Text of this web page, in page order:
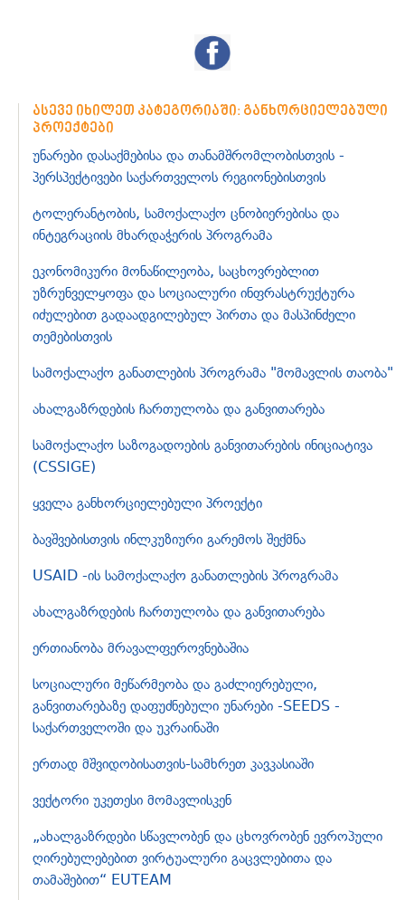
ასევე იხილეთ კატეგორიაში: განხორციელებული
პროექტები
უნარები დასაქმებისა და თანამშრომლობისთვის -
პერსპექტივები საქართველოს რეგიონებისთვის
ტოლერანტობის, სამოქალაქო ცნობიერებისა და
ინტეგრაციის მხარდაჭერის პროგრამა
ეკონომიკური მონაწილეობა, საცხოვრებლით
უზრუნველყოფა და სოციალური ინფრასტრუქტურა
იძულებით გადაადგილებულ პირთა და მასპინძელი
თემებისთვის
სამოქალაქო განათლების პროგრამა "მომავლის თაობა"
ახალგაზრდების ჩართულობა და განვითარება
სამოქალაქო საზოგადოების განვითარების ინიციატივა
(CSSIGE)
ყველა განხორციელებული პროექტი
ბავშვებისთვის ინლკუზიური გარემოს შექმნა
USAID -ის სამოქალაქო განათლების პროგრამა
ახალგაზრდების ჩართულობა და განვითარება
ერთიანობა მრავალფეროვნებაშია
სოციალური მეწარმეობა და გაძლიერებული,
განვითარებაზე დაფუძნებული უნარები -SEEDS -
საქართველოში და უკრაინაში
ერთად მშვიდობისათვის-სამხრეთ კავკასიაში
ვექტორი უკეთესი მომავლისკენ
„ახალგაზრდები სწავლობენ და ცხოვრობენ ევროპული
ღირებულებებით ვირტუალური გაცვლებითა და
თამაშებით“ EUTEAM